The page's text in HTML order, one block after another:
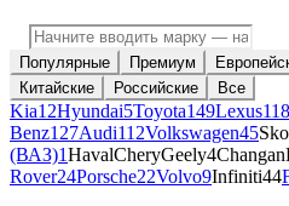
Популярные Премиум
Китайские
Российские Все
Kia12Hyundai5Toyota149Lexus118
Benz127Audi112Volkswagen45
(ВАЗ)1HavalCheryGeely4Changan
Rover24Porsche22Volvo9Infiniti44